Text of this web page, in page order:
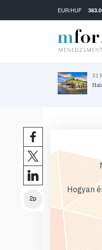
EUR/HUF
32
2p
Hogyan